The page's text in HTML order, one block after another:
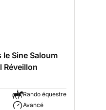
le Sine Saloum
Réveillon
Rando équestre
Avancé